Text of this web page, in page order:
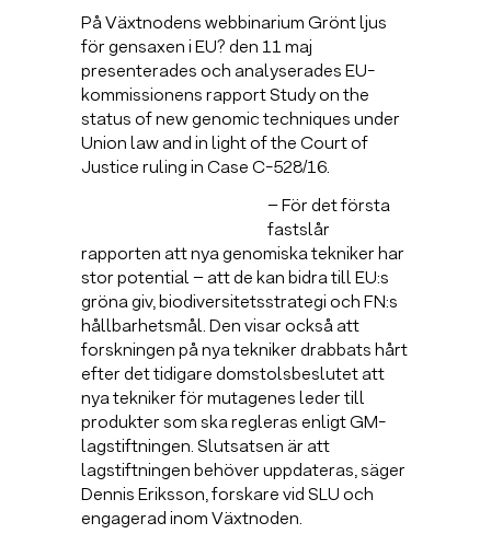
På Växtnodens webbinarium Grönt ljus
för gensaxen i EU? den 11 maj
presenterades och analyserades EU-
kommissionens rapport Study on the
status of new genomic techniques under
Union law and in light of the Court of
Justice ruling in Case C-528/16.
– För det första
fastslår
rapporten att nya genomiska tekniker har
stor potential – att de kan bidra till EU:s
gröna giv, biodiversitetsstrategi och FN:s
hållbarhetsmål. Den visar också att
forskningen på nya tekniker drabbats hårt
efter det tidigare domstolsbeslutet att
nya tekniker för mutagenes leder till
produkter som ska regleras enligt GM-
lagstiftningen. Slutsatsen är att
lagstiftningen behöver uppdateras, säger
Dennis Eriksson, forskare vid SLU och
engagerad inom Växtnoden.